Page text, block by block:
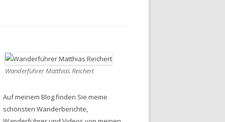
Wanderführer Matthias Reichert
Auf meinem Blog finden Sie meine
schönsten Wanderberichte,